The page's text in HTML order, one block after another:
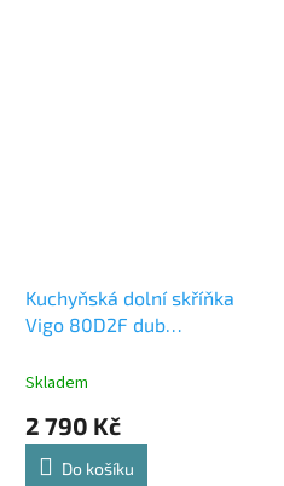
Kuchyňská dolní skříňka
Vigo 80D2F dub
Skladem
2 790 Kč
Do košíku